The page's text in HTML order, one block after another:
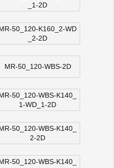
_1-2D
50_120-K160_2-WD
_2-2D
MR-50_120-WBS-2D
50_120-WBS-K140_
1-WD_1-2D
50_120-WBS-K140_
2-2D
50_120-WBS-K140_